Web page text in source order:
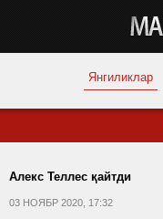
Янгиликлар
Алекс Теллес қайтди
03 НОЯБР 2020, 17:32